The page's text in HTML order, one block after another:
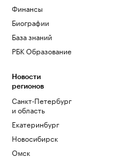
Финансы
Биографии
База знаний
РБК Образование
Новости
регионов
Санкт-Петербург
и область
Екатеринбург
Новосибирск
Омск